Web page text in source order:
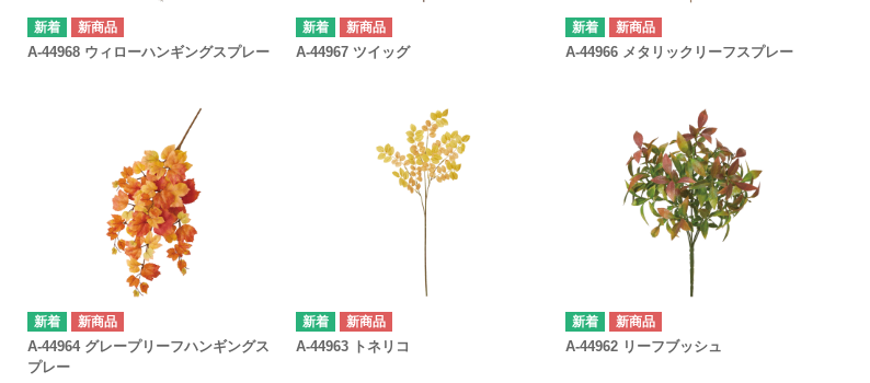
新商品
A-44968 ウィローハンギングスプレー
新商品
A-44967 ツイッグ
新商品
A-44966 メタリックリーフスプレー
新商品
A-44964 グレープリーフハンギングス
プレー
新商品
A-44963 トネリコ
新商品
A-44962 リーフブッシュ